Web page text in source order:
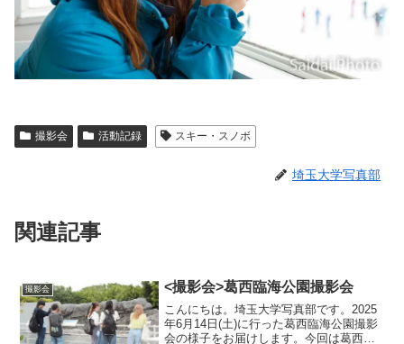
撮影会 活動記録 スキー・スノボ
埼玉大学写真部
関連記事
撮影会 <撮影会>葛西臨海公園撮影会
こんにちは。埼玉大学写真部です。2025
年6月14日(土)に行った葛西臨海公園撮影
会の様子をお届けします。今回は葛西臨